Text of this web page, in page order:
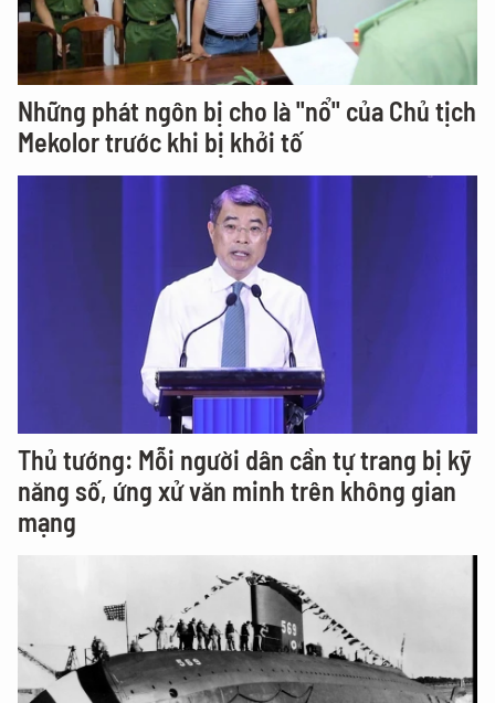
Những phát ngôn bị cho là "nổ" của Chủ tịch
Mekolor trước khi bị khởi tố
Thủ tướng: Mỗi người dân cần tự trang bị kỹ
năng số, ứng xử văn minh trên không gian
mạng